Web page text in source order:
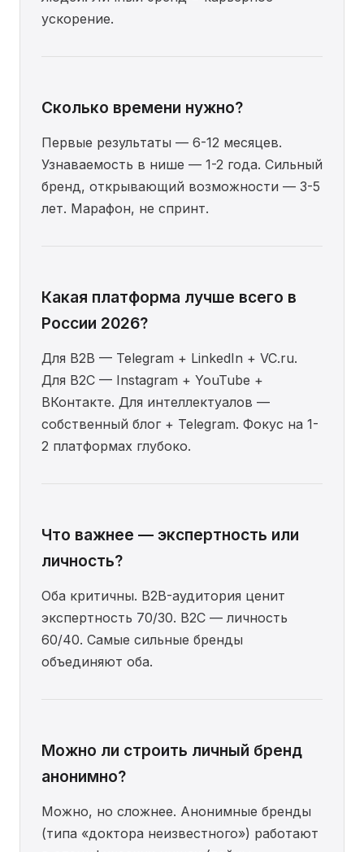
ускорение.
Сколько времени нужно?
Первые результаты — 6-12 месяцев.
Узнаваемость в нише — 1-2 года. Сильный
бренд, открывающий возможности — 3-5
лет. Марафон, не спринт.
Какая платформа лучше всего в
России 2026?
Для B2B — Telegram + LinkedIn + VC.ru.
Для B2C — Instagram + YouTube +
ВКонтакте. Для интеллектуалов —
собственный блог + Telegram. Фокус на 1-
2 платформах глубоко.
Что важнее — экспертность или
личность?
Оба критичны. B2B-аудитория ценит
экспертность 70/30. B2C — личность
60/40. Самые сильные бренды
объединяют оба.
Можно ли строить личный бренд
анонимно?
Можно, но сложнее. Анонимные бренды
(типа «доктора неизвестного») работают